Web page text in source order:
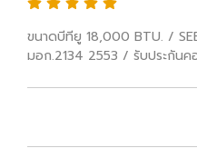
ขนาดบีทียู 18,000 BTU. /
มอก.2134 2553 / รับประกันค